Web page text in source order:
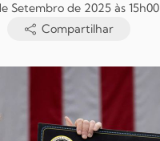
Setembro de 2025 às 15h00
Compartilhar